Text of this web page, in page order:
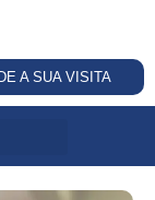
A SUA VISITA